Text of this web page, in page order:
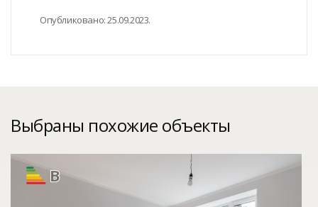
Опубликовано:25.09.2023.
Выбраны похожие объекты
B